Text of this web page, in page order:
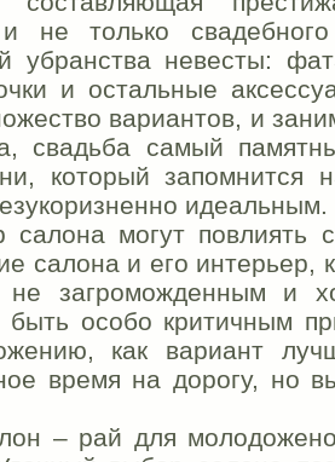
и не только
убранства невесты:
и остальные
вариантов, и
свадьба самый
который запомнится
идеальным.
могут повлиять
салона и его интерьер,
не загроможденным и
быть особо критичным
как вариант
время на дорогу, но
– рай для